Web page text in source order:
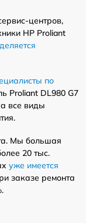
центров,
HP Proliant
по
Proliant DL980 G7
все виды
Мы большая
20 тыс.
уже имеется
заказе ремонта